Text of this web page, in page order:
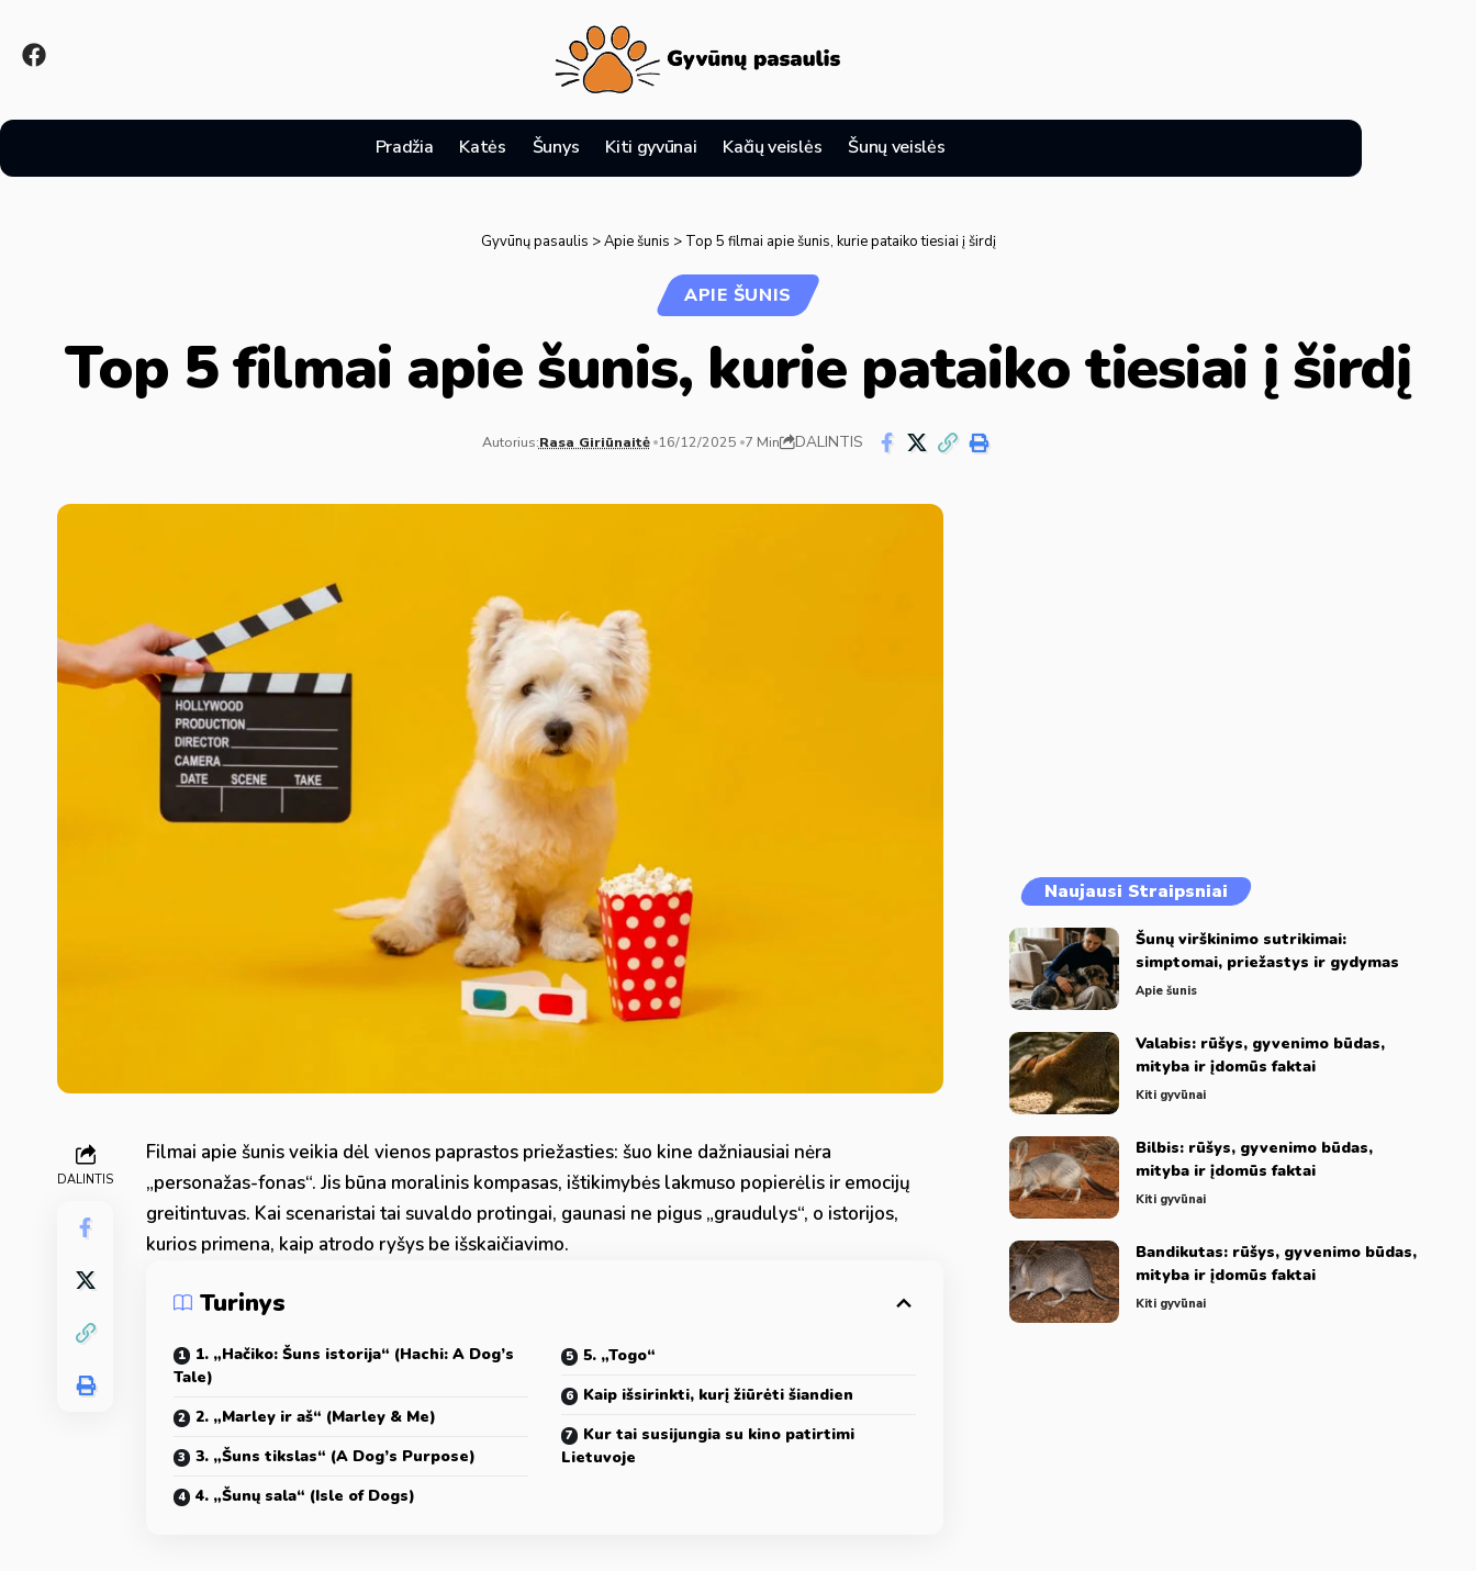
Pradžia Katės Šunys Kiti gyvūnai Kačių veislės Šunų veislės
Gyvūnų pasaulis >Apie šunis > Top 5 filmai apie šunis, kurie pataiko tiesiai į širdį
APIE ŠUNIS
Top 5 filmai apie šunis, kurie pataiko tiesiai į širdį
Autorius:Rasa Giriūnaitė 16/12/2025 7 Min DALINTIS
DALINTIS
Filmai apie šunis veikia dėl vienos paprastos priežasties: šuo kine dažniausiai nėra
„personažas-fonas“. Jis būna moralinis kompasas, ištikimybės lakmuso popierėlis ir emocijų
greitintuvas. Kai scenaristai tai suvaldo protingai, gaunasi ne pigus „graudulys“, o istorijos,
kurios primena, kaip atrodo ryšys be išskaičiavimo.
Turinys
1. „Hačiko: Šuns istorija“ (Hachi: A Dog’s
Tale)
2. „Marley ir aš“ (Marley & Me)
3. „Šuns tikslas“ (A Dog’s Purpose)
4. „Šunų sala“ (Isle of Dogs)
5. „Togo“
Kaip išsirinkti, kurį žiūrėti šiandien
Kur tai susijungia su kino patirtimi
Lietuvoje
Naujausi Straipsniai
Šunų virškinimo sutrikimai:
simptomai, priežastys ir gydymas
Apie šunis
Valabis: rūšys, gyvenimo būdas,
mityba ir įdomūs faktai
Kiti gyvūnai
Bilbis: rūšys, gyvenimo būdas,
mityba ir įdomūs faktai
Kiti gyvūnai
Bandikutas: rūšys, gyvenimo būdas,
mityba ir įdomūs faktai
Kiti gyvūnai